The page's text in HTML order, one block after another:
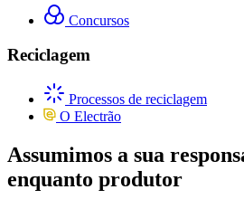
Concursos
Reciclagem
Processos de reciclagem
O Electrão
Assumimos a sua
enquanto produtor